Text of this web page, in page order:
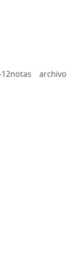
12notas archivo